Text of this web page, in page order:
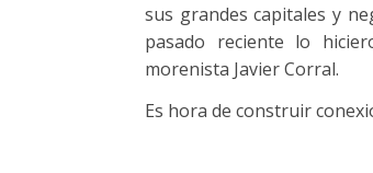
sus grandes capitales y
pasado reciente lo
morenista Javier Corral.
Es hora de construir